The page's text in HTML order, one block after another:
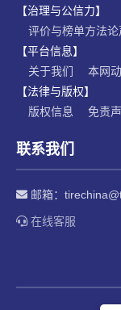
【治理与公信力】
评价与榜单方法论
【平台信息】
关于我们
本网
【法律与版权】
版权信息
免责
联系我们
邮箱：
在线客服